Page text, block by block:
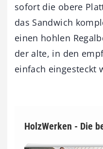
sofort die obere
das Sandwich
einen hohlen
der alte, in den
einfach eingesteckt
HolzWerken - Die